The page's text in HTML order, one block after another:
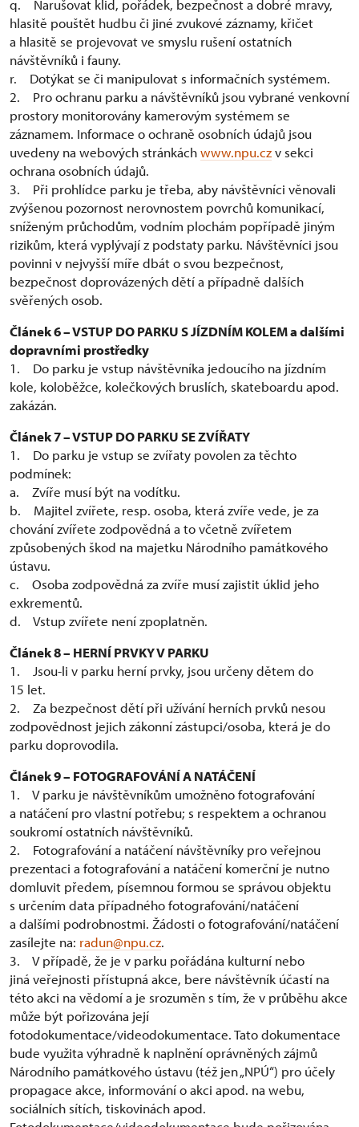
q. Narušovat klid, pořádek, bezpečnost a dobré mravy,
hlasitě pouštět hudbu či jiné zvukové záznamy, křičet
a hlasitě se projevovat ve smyslu rušení ostatních
návštěvníků i fauny.
r. Dotýkat se či manipulovat s informačních systémem.
2. Pro ochranu parku a návštěvníků jsou vybrané venkovní
prostory monitorovány kamerovým systémem se
záznamem. Informace o ochraně osobních údajů jsou
uvedeny na webových stránkáchwww.npu.czv sekci
ochrana osobních údajů.
3. Při prohlídce parku je třeba, aby návštěvníci věnovali
zvýšenou pozornost nerovnostem povrchů komunikací,
sníženým průchodům, vodním plochám popřípadě jiným
rizikům, která vyplývají z podstaty parku. Návštěvníci jsou
povinni v nejvyšší míře dbát o svou bezpečnost,
bezpečnost doprovázených dětí a případně dalších
svěřených osob.
Článek 6 – VSTUP DO PARKU S JÍZDNÍM KOLEM a dalšími
dopravními prostředky
1. Do parku je vstup návštěvníka jedoucího na jízdním
kole, koloběžce, kolečkových bruslích, skateboardu apod.
zakázán.
Článek 7 – VSTUP DO PARKU SE ZVÍŘATY
1. Do parku je vstup se zvířaty povolen za těchto
podmínek:
a. Zvíře musí být na vodítku.
b. Majitel zvířete, resp. osoba, která zvíře vede, je za
chování zvířete zodpovědná a to včetně zvířetem
způsobených škod na majetku Národního památkového
ústavu.
c. Osoba zodpovědná za zvíře musí zajistit úklid jeho
exkrementů.
d. Vstup zvířete není zpoplatněn.
Článek 8 – HERNÍ PRVKY V PARKU
1. Jsou-li v parku herní prvky, jsou určeny dětem do
15 let.
2. Za bezpečnost dětí při užívání herních prvků nesou
zodpovědnost jejich zákonní zástupci/osoba, která je do
parku doprovodila.
Článek 9 – FOTOGRAFOVÁNÍ A NATÁČENÍ
1. V parku je návštěvníkům umožněno fotografování
a natáčení pro vlastní potřebu; s respektem a ochranou
soukromí ostatních návštěvníků.
2. Fotografování a natáčení návštěvníky pro veřejnou
prezentaci a fotografování a natáčení komerční je nutno
domluvit předem, písemnou formou se správou objektu
s určením data případného fotografování/natáčení
a dalšími podrobnostmi. Žádosti o fotografování/natáčení
zasílejte na: radun@npu.cz.
3. V případě, že je v parku pořádána kulturní nebo
jiná veřejnosti přístupná akce, bere návštěvník účastí na
této akci na vědomí a je srozuměn s tím, že v průběhu akce
může být pořizována její
fotodokumentace/videodokumentace. Tato dokumentace
bude využita výhradně k naplnění oprávněných zájmů
Národního památkového ústavu (též jen „NPÚ“) pro účely
propagace akce, informování o akci apod. na webu,
sociálních sítích, tiskovinách apod.